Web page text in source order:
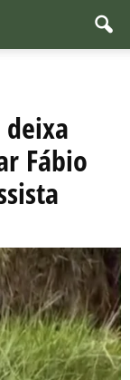
Fábio